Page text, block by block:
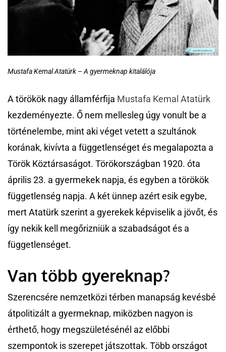
Mustafa Kemal Atatürk – A gyermeknap kitalálója
A törökök nagy államférfija Mustafa Kemal Atatürk
kezdeményezte. Ő nem mellesleg úgy vonult be a
történelembe, mint aki véget vetett a szultánok
korának, kivívta a függetlenséget és megalapozta a
Török Köztársaságot. Törökországban 1920. óta
április 23. a gyermekek napja, és egyben a törökök
függetlenség napja. A két ünnep azért esik egybe,
mert Atatürk szerint a gyerekek képviselik a jövőt, és
így nekik kell megőrizniük a szabadságot és a
függetlenséget.
Van több gyereknap?
Szerencsére nemzetközi térben manapság kevésbé
átpolitizált a gyermeknap, miközben nagyon is
érthető, hogy megszületésénél az előbbi
szempontok is szerepet játszottak. Több országot